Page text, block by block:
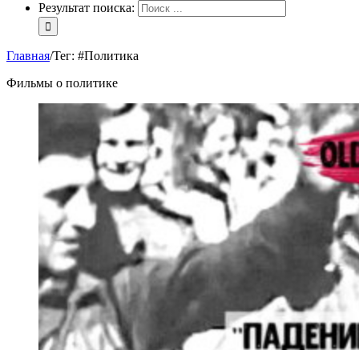
Результат поиска:
Главная/Тег: #Политика
Фильмы о политике